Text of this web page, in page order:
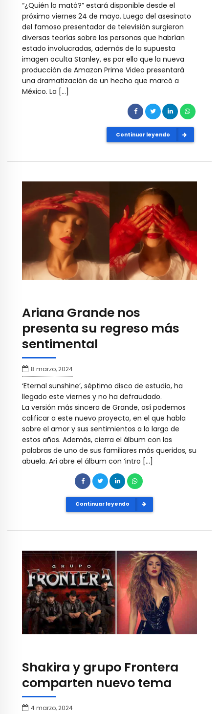
“¿Quién lo mató?” estará disponible desde el
próximo viernes 24 de mayo. Luego del asesinato
del famoso presentador de televisión surgieron
diversas teorías sobre las personas que habrían
estado involucradas, además de la supuesta
imagen oculta Stanley, es por ello que la nueva
producción de Amazon Prime Video presentará
una dramatización de un hecho que marcó a
México. La […]
Continuar leyendo
Ariana Grande nos
presenta su regreso más
sentimental
8 marzo, 2024
‘Eternal sunshine’, séptimo disco de estudio, ha
llegado este viernes y no ha defraudado.
La versión más sincera de Grande, así podemos
calificar a este nuevo proyecto, en el que habla
sobre el amor y sus sentimientos a lo largo de
estos años. Además, cierra el álbum con las
palabras de uno de sus familiares más queridos, su
abuela. Ari abre el álbum con ‘intro […]
Continuar leyendo
Shakira y grupo Frontera
comparten nuevo tema
4 marzo, 2024